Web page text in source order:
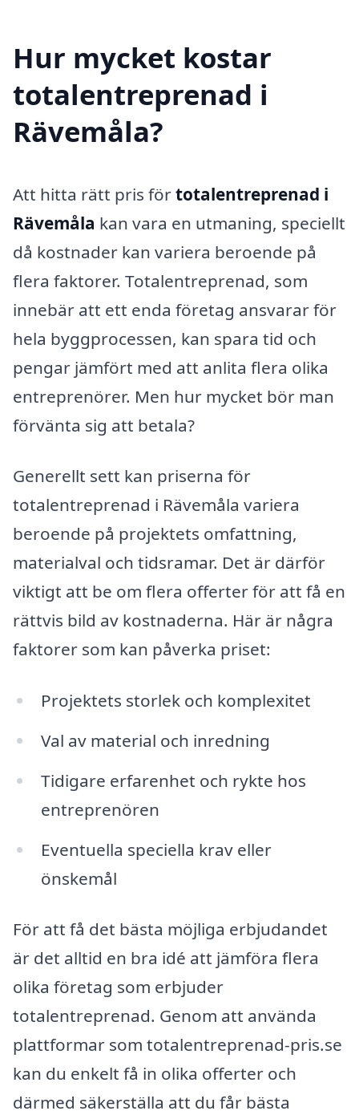
Hur mycket kostar
totalentreprenad i
Rävemåla?
Att hitta rätt pris förtotalentreprenad i
Rävemåla kan vara en utmaning, speciellt
då kostnader kan variera beroende på
flera faktorer. Totalentreprenad, som
innebär att ett enda företag ansvarar för
hela byggprocessen, kan spara tid och
pengar jämfört med att anlita flera olika
entreprenörer. Men hur mycket bör man
förvänta sig att betala?
Generellt sett kan priserna för
totalentreprenad i Rävemåla variera
beroende på projektets omfattning,
materialval och tidsramar. Det är därför
viktigt att be om flera offerter för att få en
rättvis bild av kostnaderna. Här är några
faktorer som kan påverka priset:
Projektets storlek och komplexitet
Val av material och inredning
Tidigare erfarenhet och rykte hos
entreprenören
Eventuella speciella krav eller
önskemål
För att få det bästa möjliga erbjudandet
är det alltid en bra idé att jämföra flera
olika företag som erbjuder
totalentreprenad. Genom att använda
plattformar som totalentreprenad-pris.se
kan du enkelt få in olika offerter och
därmed säkerställa att du får bästa